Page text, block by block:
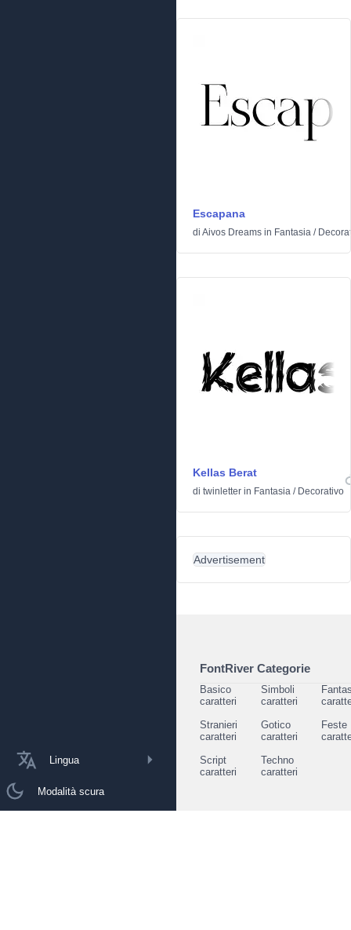
Lingua
Modalità scura
Escapana
di Aivos Dreams in Fantasia /
Kellas Berat
di twinletter in Fantasia / Decorativo
Advertisement
FontRiver Categorie
Basico
caratteri
Simboli
caratteri
Stranieri
caratteri
Gotico
caratteri
Feste
Script
caratteri
Techno
caratteri